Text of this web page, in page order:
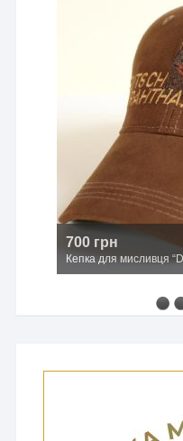
700 грн
Кепка для мисливця